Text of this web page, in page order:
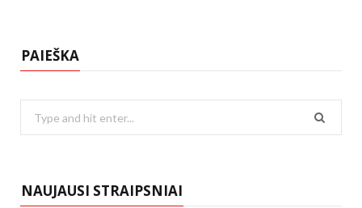
PAIEŠKA
NAUJAUSI STRAIPSNIAI